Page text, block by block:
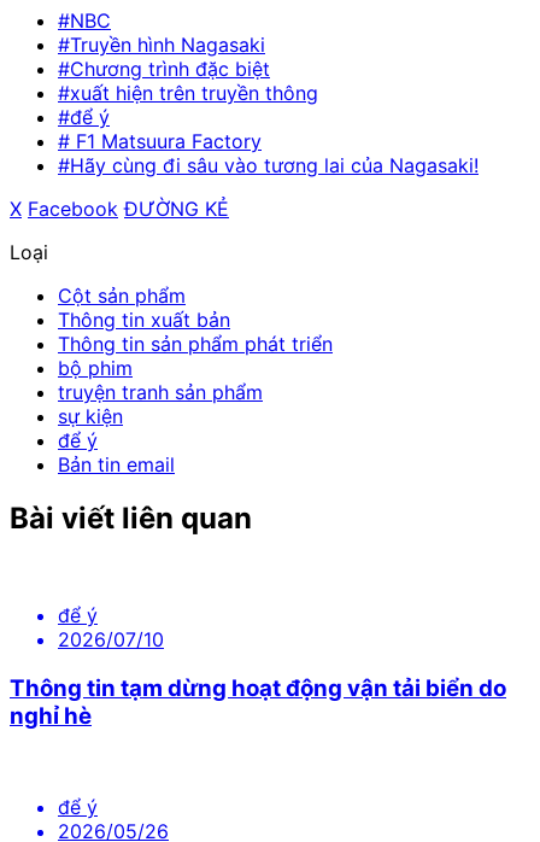
#NBC
#Truyền hình Nagasaki
#Chương trình đặc biệt
#xuất hiện trên truyền thông
#để ý
# F1 Matsuura Factory
#Hãy cùng đi sâu vào tương lai của Nagasaki!
X Facebook ​ ​ĐƯỜNG KẺ
Loại
Cột sản phẩm
Thông tin xuất bản
Thông tin sản phẩm phát triển
bộ phim
truyện tranh sản phẩm
sự kiện
để ý
Bản tin email
Bài viết liên quan
để ý
2026/07/10
Thông tin tạm dừng hoạt động vận tải biển do
nghỉ hè
để ý
2026/05/26